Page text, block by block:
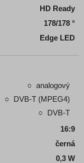
HD Ready
178/178 °
Edge LED
analogový
DVB-T (MPEG4)
DVB-T
16:9
černá
0,3 W